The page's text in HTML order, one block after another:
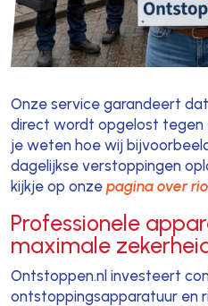
Onze service garandeert
direct wordt opgelost tegen
je weten hoe wij
dagelijkse verstoppingen
kijkje op onze pagina over
Professionele
maximale
Ontstoppen.nl investeert
ontstoppingsapparatuur en